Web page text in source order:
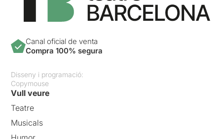
Canal oficial de venta
Compra 100% segura
Disseny i programació:
Copymouse
Vull veure
Teatre
Musicals